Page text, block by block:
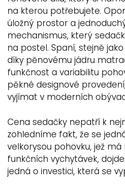
na kterou potřebujete.
úložný prostor a
mechanismus, který
na postel. Spaní, stejně
díky pěnovému jádru
funkčnost a variabilitu
pěkné designové
vyjímat v moderních
Cena sedačky nepatří k
zohledníme fakt, že se
velkorysou pohovku, jež
funkčních vychytávek,
jedná o investici, která se